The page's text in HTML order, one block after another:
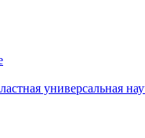
универсальная